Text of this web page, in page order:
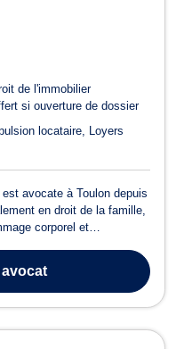
de l'immobilier
si ouverture de dossier
locataire
Loyers
avocate à Toulon depuis
en droit de la famille,
corporel et
souvent sensibles,